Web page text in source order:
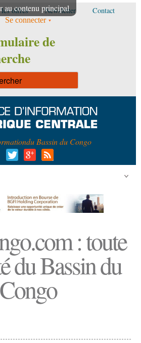
au contenu principal
offres Newsletter Contact
Se connecter
de
du Bassin du Congo
: toute
du Bassin du
Congo